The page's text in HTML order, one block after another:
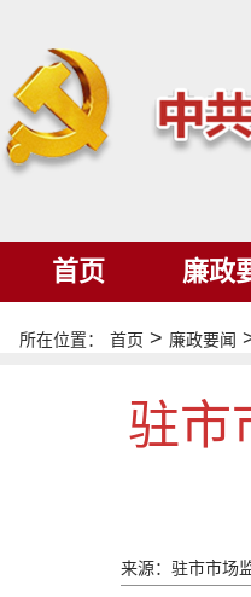
首页 廉政
所在位置： 首页 > 廉政要闻
驻市
来源：驻市市